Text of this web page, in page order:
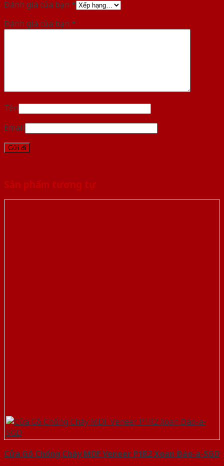
Đánh giá của bạn *
Đánh giá của bạn *
Tên
Email
Sản phẩm tương tự
Cửa Gỗ Chống Cháy MDF Veneer P1R2 Xoan Đào-a-SGD